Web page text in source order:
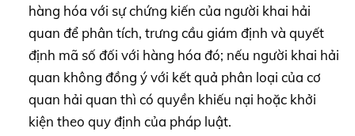
hàng hóa với sự chứng kiến của người khai hải
quan để phân tích, trưng cầu giám định và quyết
định mã số đối với hàng hóa đó; nếu người khai hải
quan không đồng ý với kết quả phân loại của cơ
quan hải quan thì có quyền khiếu nại hoặc khởi
kiện theo quy định của pháp luật.